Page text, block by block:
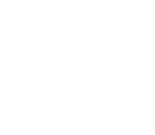
are used to help us